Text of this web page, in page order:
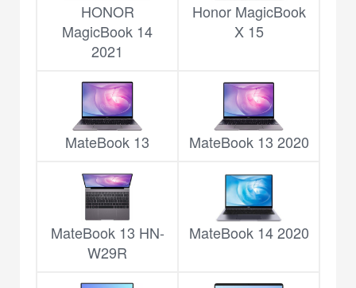
HONOR
MagicBook 14
2021
Honor MagicBook
X 15
MateBook 13 MateBook 13 2020
MateBook 13 HN-
W29R
MateBook 14 2020